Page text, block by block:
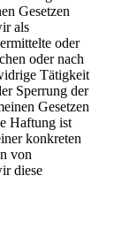
Gesetzen
als
oder
oder nach
Tätigkeit
Sperrung der
Gesetzen
Haftung ist
konkreten
von
diese